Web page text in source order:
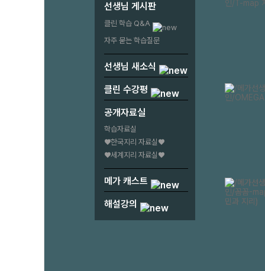
선생님 게시판
클린 학습 Q&A
자주 묻는 학습질문
선생님 새소식
클린 수강평
공개자료실
학습자료실
♥한국지리 자료실♥
♥세계지리 자료실♥
메가 캐스트
해설강의